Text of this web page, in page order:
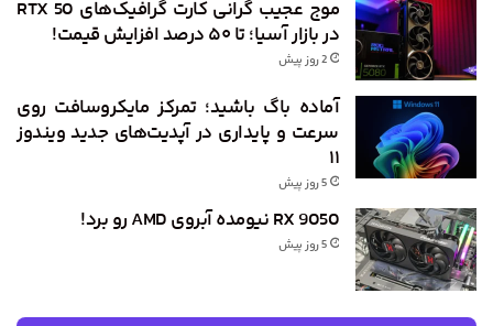
موج عجیب گرانی کارت گرافیک‌های RTX 50
در بازار آسیا؛ تا ۵۰ درصد افزایش قیمت!
2 روز پیش
آماده باگ باشید؛ تمرکز مایکروسافت روی
سرعت و پایداری در آپدیت‌های جدید ویندوز
۱۱
5 روز پیش
RX 9050 نیومده آبروی AMD رو برد!
5 روز پیش